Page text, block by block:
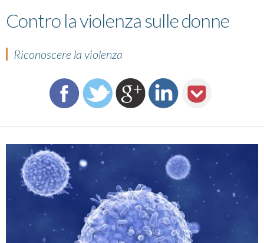
Contro la violenza sulle donne
Riconoscere la violenza